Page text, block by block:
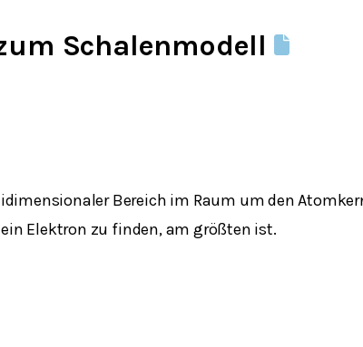
Schalenmodell
Bereich im Raum um den
Elektron zu finden, am größten ist.